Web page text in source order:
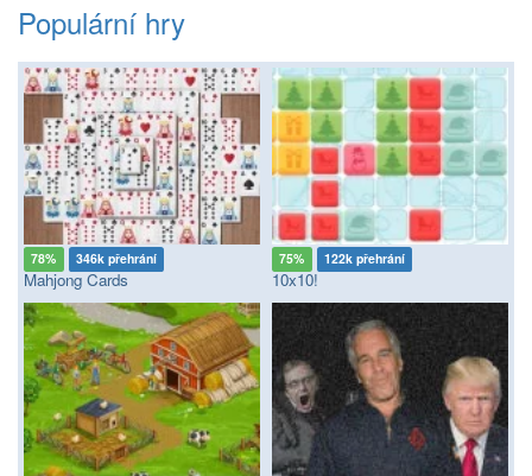
Populární hry
78% 346k přehrání
Mahjong Cards
75% 122k přehrání
10x10!